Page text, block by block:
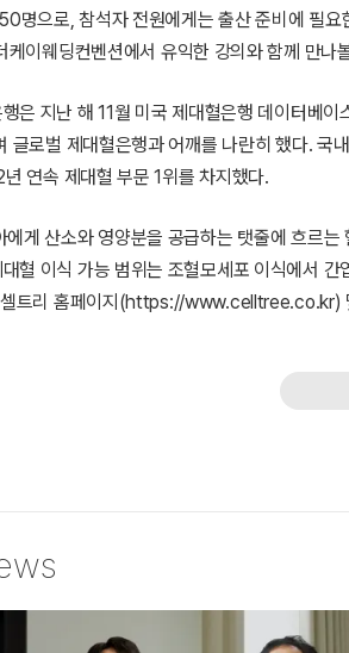
명으로, 참석자 전원에게는 출산 준비에 필
이웨딩컨벤션에서 유익한 강의와 함께 만나
은 지난 해 11월 미국 제대혈은행 데이터베
로벌 제대혈은행과 어깨를 나란히 했다. 국
연속 제대혈 부문 1위를 차지했다.
에게 산소와 영양분을 공급하는 탯줄에 흐르
혈 이식 가능 범위는 조혈모세포 이식에서
셀트리 홈페이지(https://